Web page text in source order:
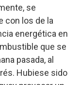
se
con los de la
energética en
que se
pasada, al
Hubiese sido